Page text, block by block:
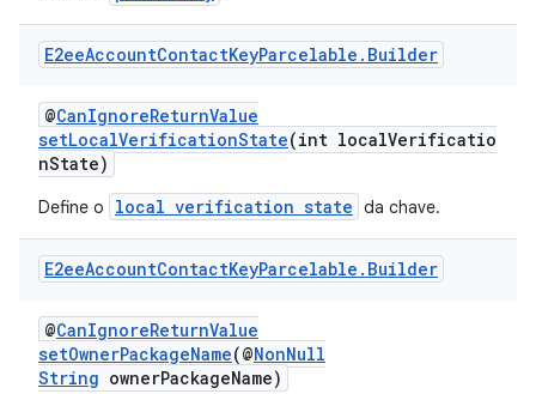
E2eeAccountContactKeyParcelable . Builder
@CanIgnoreReturnValue
setLocalVerificationState(int localVerificatio
nState)
Define o local verification state da chave.
E2eeAccountContactKeyParcelable . Builder
@CanIgnoreReturnValue
setOwnerPackageName(@NonNull
String ownerPackageName)